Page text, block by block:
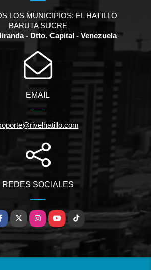
LOS MUNICIPIOS: EL HATILLO
BARUTA SUCRE
- Dtto. Capital - Venezuela
EMAIL
REDES SOCIALES
X InstagramYouTubeTikTok